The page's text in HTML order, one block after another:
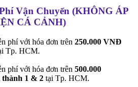
Vận Chuyển (KHÔNG ÁP
CÁ CẢNH)
phí với hóa đơn trên 250.000 VNĐ
Tp. HCM.
phí với hóa đơn trên 500.000
thành 1 & 2 tại Tp. HCM.